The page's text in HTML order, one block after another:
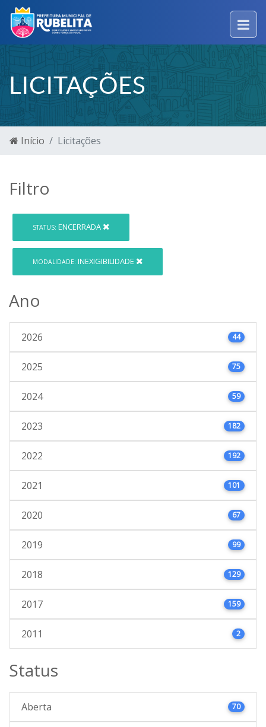
LICITAÇÕES
Início Licitações
Filtro
STATUS: ENCERRADA
MODALIDADE: INEXIGIBILIDADE
Ano
2026 44
2025 75
2024 59
2023 182
2022 192
2021 101
2020 67
2019 99
2018 129
2017 159
2011 2
Status
Aberta 70